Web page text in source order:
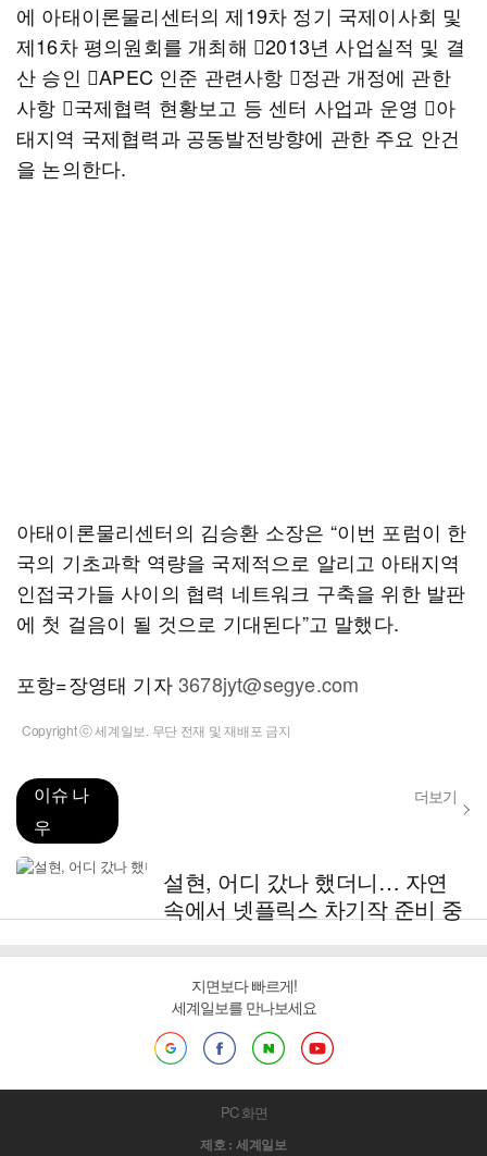
에 아태이론물리센터의 제19차 정기 국제이사회 및
제16차 평의원회를 개최해 2013년 사업실적 및 결
산 승인 APEC 인준 관련사항 정관 개정에 관한
사항 국제협력 현황보고 등 센터 사업과 운영 아
태지역 국제협력과 공동발전방향에 관한 주요 안건
을 논의한다.
아태이론물리센터의 김승환 소장은 “이번 포럼이 한
국의 기초과학 역량을 국제적으로 알리고 아태지역
인접국가들 사이의 협력 네트워크 구축을 위한 발판
에 첫 걸음이 될 것으로 기대된다”고 말했다.
포항=장영태 기자3678jyt@segye.com
Copyright ⓒ 세계일보. 무단 전재 및 재배포 금지
이슈 나
우
더보기
설현, 어디 갔나 했더니… 자연
속에서 넷플릭스 차기작 준비 중
지면보다 빠르게!
세계일보를 만나보세요
PC 화면
제호 : 세계일보